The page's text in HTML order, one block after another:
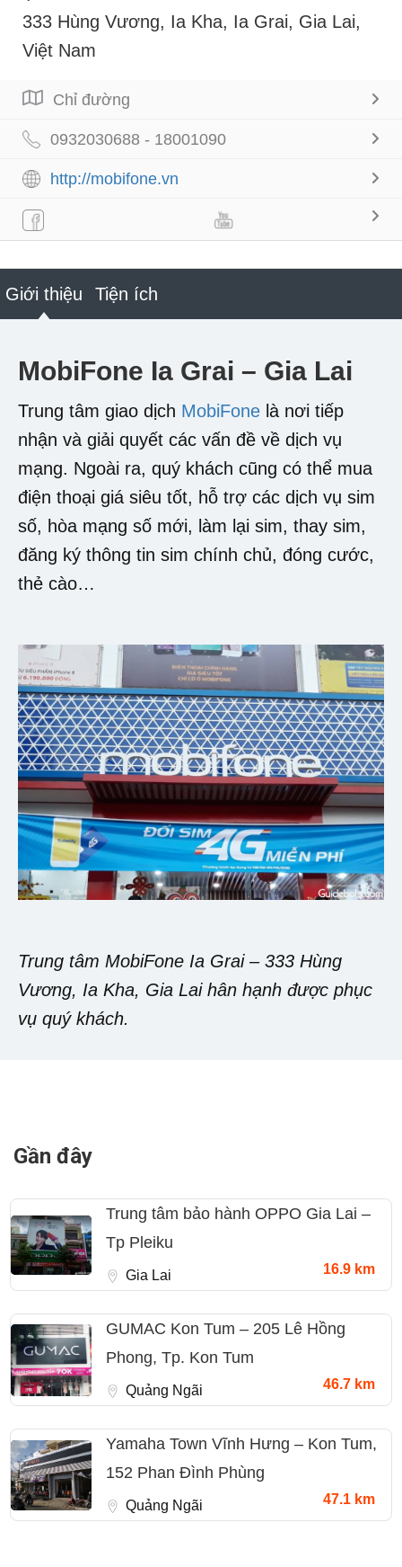
333 Hùng Vương, Ia Kha, Ia Grai, Gia Lai,
Việt Nam
Chỉ đường
0932030688 - 18001090
http://mobifone.vn
Giới thiệu Tiện ích
MobiFone Ia Grai – Gia Lai
Trung tâm giao dịch MobiFone là nơi tiếp
nhận và giải quyết các vấn đề về dịch vụ
mạng. Ngoài ra, quý khách cũng có thể mua
điện thoại giá siêu tốt, hỗ trợ các dịch vụ sim
số, hòa mạng số mới, làm lại sim, thay sim,
đăng ký thông tin sim chính chủ, đóng cước,
thẻ cào…
Trung tâm MobiFone Ia Grai – 333 Hùng
Vương, Ia Kha, Gia Lai hân hạnh được phục
vụ quý khách.
Gần đây
Trung tâm bảo hành OPPO Gia Lai –
Tp Pleiku
Gia Lai 16.9 km
GUMAC Kon Tum – 205 Lê Hồng
Phong, Tp. Kon Tum
Quảng Ngãi 46.7 km
Yamaha Town Vĩnh Hưng – Kon Tum,
152 Phan Đình Phùng
Quảng Ngãi 47.1 km